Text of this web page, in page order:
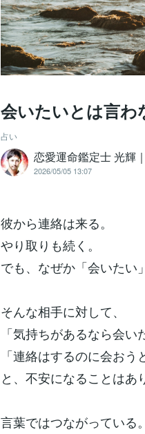
会いたいとは言わ
占い
恋愛運命鑑定士 光輝
2026/05/05 13:07
彼から連絡は来る。
やり取りも続く。
でも、なぜか「会いたい
そんな相手に対して、
「気持ちがあるなら会い
「連絡はするのに会お
と、不安になることはあ
言葉ではつながっている。